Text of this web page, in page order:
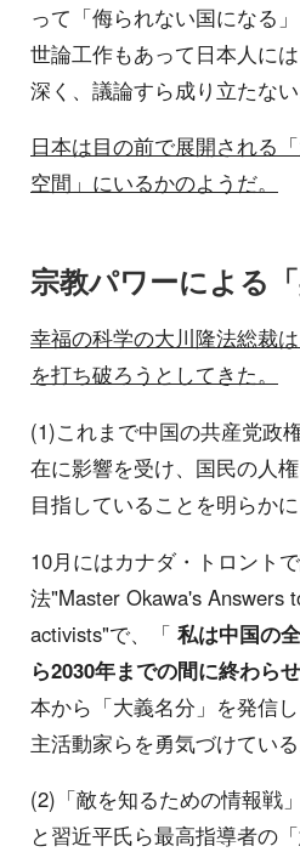
って「侮られない国になる
世論工作もあって日本人に
深く、議論すら成り立たない
日本は目の前で展開される
空間」にいるかのようだ。
宗教パワーによる「
幸福の科学の大川隆法総裁
を打ち破ろうとしてきた。
(1)これまで中国の共産党政
在に影響を受け、国民の人
目指していることを明らかに
10月にはカナダ・トロント
法"Master Okawa's Answers
activists"で、「 私は中国の
ら2030年までの間に終わら
本から「大義名分」を発信
主活動家らを勇気づけている
(2)「敵を知るための情報戦
と習近平氏ら最高指導者の